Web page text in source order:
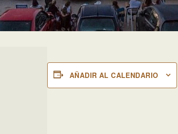
AÑADIR AL CALENDARIO